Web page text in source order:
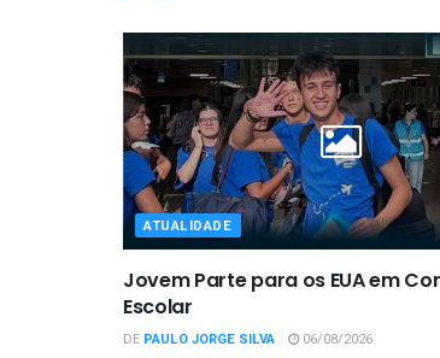
ATUALIDADE
Jovem Parte para os EUA em
Escolar
DE PAULO JORGE SILVA 06/08/2026